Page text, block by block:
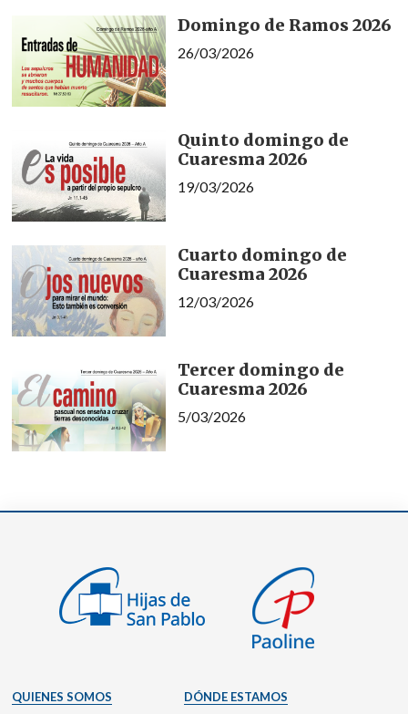
Domingo de Ramos 2026
26/03/2026
Quinto domingo de
Cuaresma 2026
19/03/2026
Cuarto domingo de
Cuaresma 2026
12/03/2026
Tercer domingo de
Cuaresma 2026
5/03/2026
QUIENES SOMOS DÓNDE ESTAMOS